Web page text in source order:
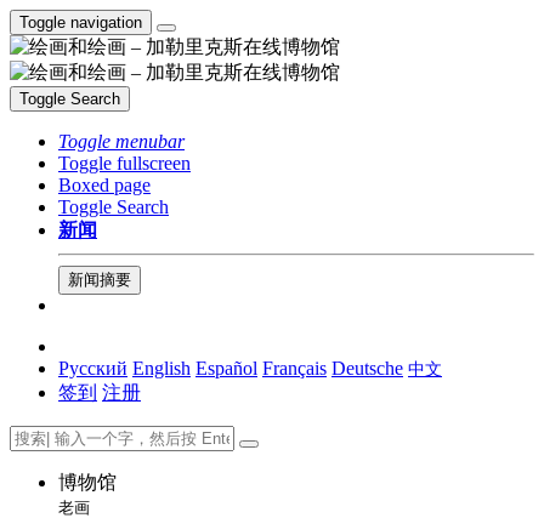
Toggle navigation
Toggle Search
Toggle menubar
Toggle fullscreen
Boxed page
Toggle Search
新闻
新闻摘要
Русский English Español Français Deutsche 中文
签到 注册
博物馆
老画